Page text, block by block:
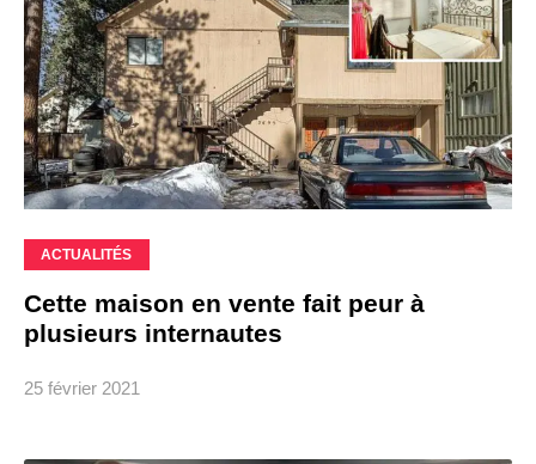
ACTUALITÉS
Cette maison en vente fait peur à
plusieurs internautes
25 février 2021